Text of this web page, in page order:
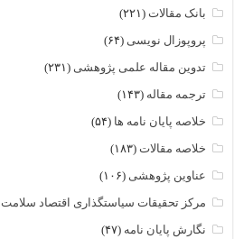
بانک مقالات (۲۲۱)
پروپوزال نویسی (۶۴)
تدوین مقاله علمی پژوهشی (۲۳۱)
ترجمه مقاله (۱۴۳)
خلاصه پایان نامه ها (۵۴)
خلاصه مقالات (۱۸۳)
عناوین پژوهشی (۱۰۶)
مرکز تحقیقات سیاستگذاری اقتصاد سلامت
نگارش پایان نامه (۴۷)